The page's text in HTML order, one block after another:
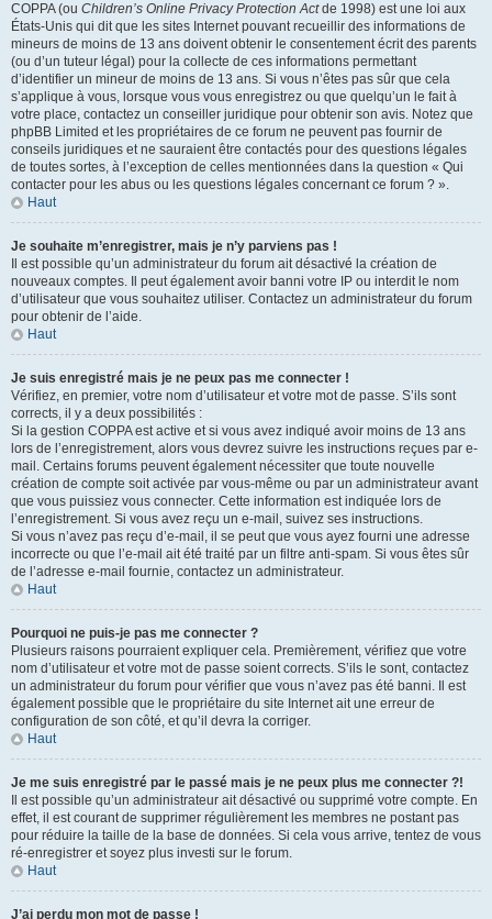
COPPA (ou Children’s Online Privacy Protection Actde 1998) est une loi aux
États-Unis qui dit que les sites Internet pouvant recueillir des informations de
mineurs de moins de 13 ans doivent obtenir le consentement écrit des parents
(ou d’un tuteur légal) pour la collecte de ces informations permettant
d’identifier un mineur de moins de 13 ans. Si vous n’êtes pas sûr que cela
s’applique à vous, lorsque vous vous enregistrez ou que quelqu’un le fait à
votre place, contactez un conseiller juridique pour obtenir son avis. Notez que
phpBB Limited et les propriétaires de ce forum ne peuvent pas fournir de
conseils juridiques et ne sauraient être contactés pour des questions légales
de toutes sortes, à l’exception de celles mentionnées dans la question « Qui
contacter pour les abus ou les questions légales concernant ce forum ? ».
Haut
Je souhaite m’enregistrer, mais je n’y parviens pas !
Il est possible qu’un administrateur du forum ait désactivé la création de
nouveaux comptes. Il peut également avoir banni votre IP ou interdit le nom
d’utilisateur que vous souhaitez utiliser. Contactez un administrateur du forum
pour obtenir de l’aide.
Haut
Je suis enregistré mais je ne peux pas me connecter !
Vérifiez, en premier, votre nom d’utilisateur et votre mot de passe. S’ils sont
corrects, il y a deux possibilités :
Si la gestion COPPA est active et si vous avez indiqué avoir moins de 13 ans
lors de l’enregistrement, alors vous devrez suivre les instructions reçues par e-
mail. Certains forums peuvent également nécessiter que toute nouvelle
création de compte soit activée par vous-même ou par un administrateur avant
que vous puissiez vous connecter. Cette information est indiquée lors de
l’enregistrement. Si vous avez reçu un e-mail, suivez ses instructions.
Si vous n’avez pas reçu d’e-mail, il se peut que vous ayez fourni une adresse
incorrecte ou que l’e-mail ait été traité par un filtre anti-spam. Si vous êtes sûr
de l’adresse e-mail fournie, contactez un administrateur.
Haut
Pourquoi ne puis-je pas me connecter ?
Plusieurs raisons pourraient expliquer cela. Premièrement, vérifiez que votre
nom d’utilisateur et votre mot de passe soient corrects. S’ils le sont, contactez
un administrateur du forum pour vérifier que vous n’avez pas été banni. Il est
également possible que le propriétaire du site Internet ait une erreur de
configuration de son côté, et qu’il devra la corriger.
Haut
Je me suis enregistré par le passé mais je ne peux plus me connecter ?!
Il est possible qu’un administrateur ait désactivé ou supprimé votre compte. En
effet, il est courant de supprimer régulièrement les membres ne postant pas
pour réduire la taille de la base de données. Si cela vous arrive, tentez de vous
ré-enregistrer et soyez plus investi sur le forum.
Haut
J’ai perdu mon mot de passe !